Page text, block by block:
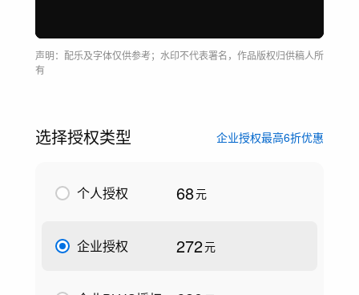
声明：配乐及字体仅供参考；水印不代表署名，作品版权归供稿人所
有
选择授权类型 企业授权最高6折优惠
个人授权 68元
企业授权 272元